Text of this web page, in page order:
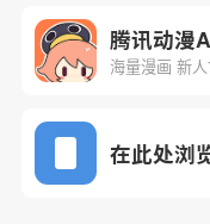
腾讯动漫
海量漫画 新
在此处浏